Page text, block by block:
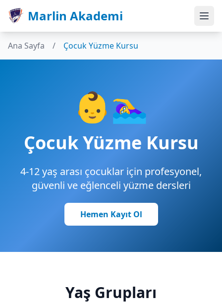
Marlin Akademi
Ana Sayfa / Çocuk Yüzme Kursu
👶🏊‍♀️
Çocuk Yüzme Kursu
4-12 yaş arası çocuklar için profesyonel,
güvenli ve eğlenceli yüzme dersleri
Hemen Kayıt Ol
Yaş Grupları